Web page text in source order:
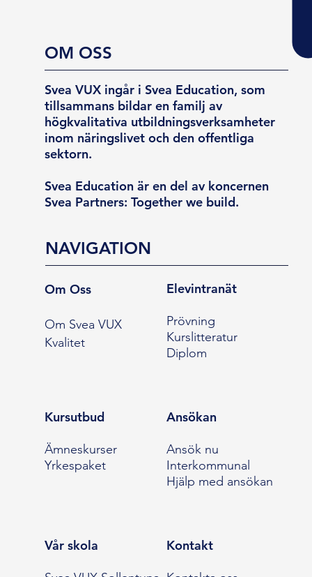
OM OSS
Svea VUX ingår i Svea Education, som
tillsammans bildar en familj av
högkvalitativa utbildningsverksamheter
inom näringslivet och den offentliga
sektorn.
Svea Education är en del av koncernen
Svea Partners: Together we build.
NAVIGATION
Om Oss
Om Svea VUX
Kvalitet
Elevintranät
Prövning
Kurslitteratur
Diplom
Kursutbud
Ämneskurser
Yrkespaket
Ansökan
Ansök nu
Interkommunal
Hjälp med ansökan
Vår skola Kontakt